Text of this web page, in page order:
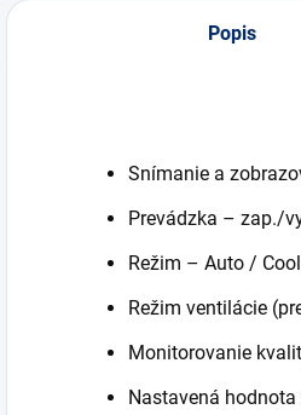
Popis
Snímanie a
Prevádzka – zap./
Režim – Auto /
Režim ventilácie
Monitorovanie
Nastavená